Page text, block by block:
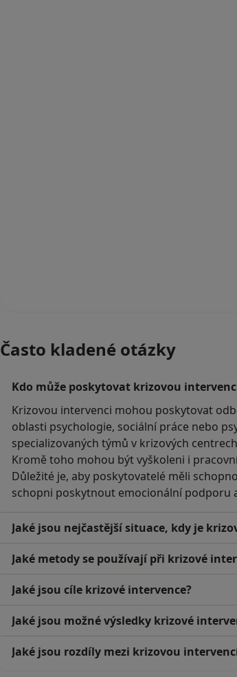
Často kladené otázky
Kdo může poskytovat krizovou
Krizovou intervenci mohou poskytovat
oblasti psychologie, sociální práce nebo
specializovaných týmů v krizových
Kromě toho mohou být vyškoleni i
Důležité je, aby poskytovatelé měli
schopni poskytnout emocionální podporu
Jaké jsou nejčastější situace, kdy je
Jaké metody se používají při krizové
Jaké jsou cíle krizové intervence?
Jaké jsou možné výsledky krizové
Jaké jsou rozdíly mezi krizovou